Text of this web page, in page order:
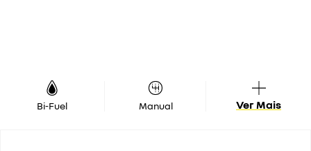
Bi-Fuel Manual Ver Mais